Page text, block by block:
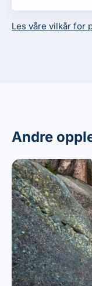
naturlige
Beherske
Les våre vilkår for
Andre